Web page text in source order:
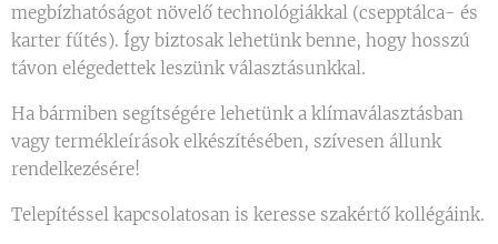
megbízhatóságot növelő technológiákkal (csepptálca- és
karter fűtés). Így biztosak lehetünk benne, hogy hosszú
távon elégedettek leszünk választásunkkal.
Ha bármiben segítségére lehetünk a klímaválasztásban
vagy termékleírások elkészítésében, szívesen állunk
rendelkezésére!
Telepítéssel kapcsolatosan is keresse szakértő kollégáink.